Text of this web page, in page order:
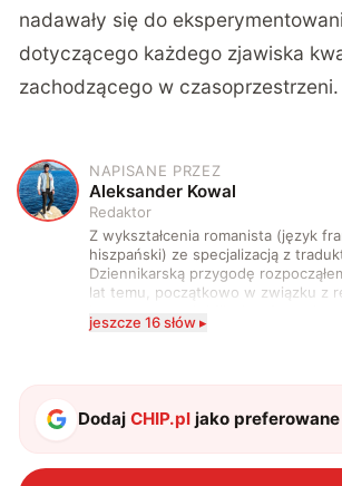
nadawały się do
dotyczącego każdego zjawiska
zachodzącego w czasoprzestrzeni.
A
NAPISANE PRZEZ
Aleksander Kowal
Redaktor
Z wykształcenia romanista (język
hiszpański) ze specjalizacją z
Dziennikarską przygodę
lat temu, początkowo w związku z
komputerowych i filmów. Obecnie
zdecydowanie częściej na tematy
także uprawiać oraz oglądać sport.
jeszcze 16 słów ▸
DodajCHIP.pl jako preferowane